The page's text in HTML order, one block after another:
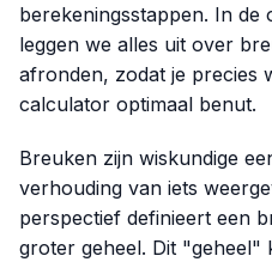
berekeningsstappen. In de
leggen we alles uit over
afronden, zodat je precies
calculator optimaal benut.
Breuken zijn wiskundige
verhouding van iets
perspectief definieert een
groter geheel. Dit "geheel"